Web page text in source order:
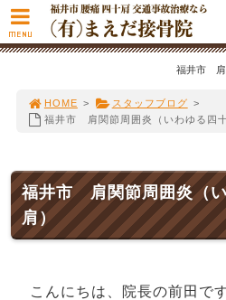
福井市 肩
HOME > スタッフブログ >
福井市 肩関節周囲炎（いわゆる四十
福井市 肩関節周囲炎（
肩）
こんにちは、院長の前田です
MENU